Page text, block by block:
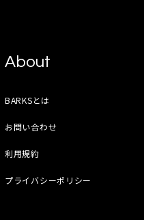
About
BARKSとは
お問い合わせ
利用規約
プライバシーポリシー